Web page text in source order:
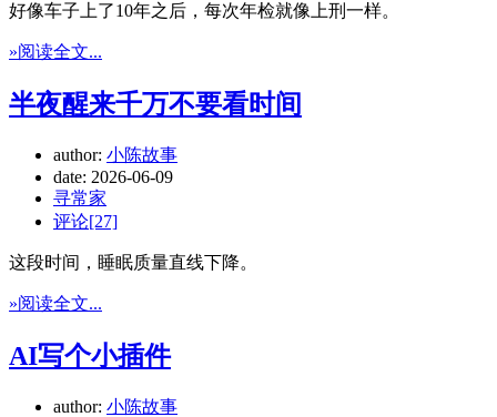
好像车子上了10年之后，每次年检就像上刑一样。
»阅读全文...
半夜醒来千万不要看时间
author: 小陈故事
date: 2026-06-09
寻常家
评论[27]
这段时间，睡眠质量直线下降。
»阅读全文...
AI写个小插件
author: 小陈故事